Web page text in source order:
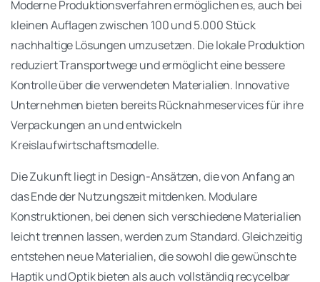
Moderne Produktionsverfahren ermöglichen es, auch bei
kleinen Auflagen zwischen 100 und 5.000 Stück
nachhaltige Lösungen umzusetzen. Die lokale Produktion
reduziert Transportwege und ermöglicht eine bessere
Kontrolle über die verwendeten Materialien. Innovative
Unternehmen bieten bereits Rücknahmeservices für ihre
Verpackungen an und entwickeln
Kreislaufwirtschaftsmodelle.
Die Zukunft liegt in Design-Ansätzen, die von Anfang an
das Ende der Nutzungszeit mitdenken. Modulare
Konstruktionen, bei denen sich verschiedene Materialien
leicht trennen lassen, werden zum Standard. Gleichzeitig
entstehen neue Materialien, die sowohl die gewünschte
Haptik und Optik bieten als auch vollständig recycelbar